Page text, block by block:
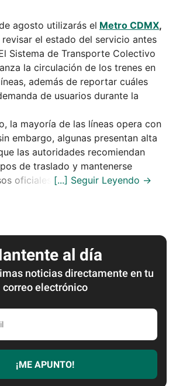
agosto utilizarás el Metro CDMX,
el estado del servicio antes
Sistema de Transporte Colectivo
la circulación de los trenes en
además de reportar cuáles
de usuarios durante la
la mayoría de las líneas opera con
embargo, algunas presentan alta
las autoridades recomiendan
de traslado y mantenerse
oficiales.
al día
noticias directamente en tu
correo electrónico
¡ME APUNTO!